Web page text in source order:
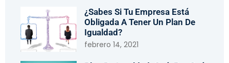
¿Sabes Si Tu Empresa Está
Obligada A Tener Un Plan De
Igualdad?
febrero 14, 2021